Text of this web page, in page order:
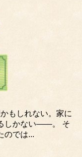
もしれない。家に
しかない――。 そ
のでは...